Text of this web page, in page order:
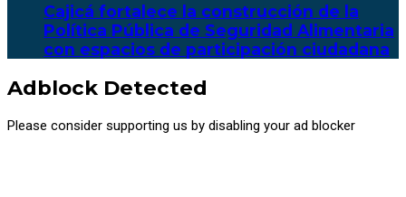
Cajicá fortalece la construcción de la
Política Pública de Seguridad Alimentaria
con espacios de participación ciudadana
Adblock Detected
Please consider supporting us by disabling your ad blocker